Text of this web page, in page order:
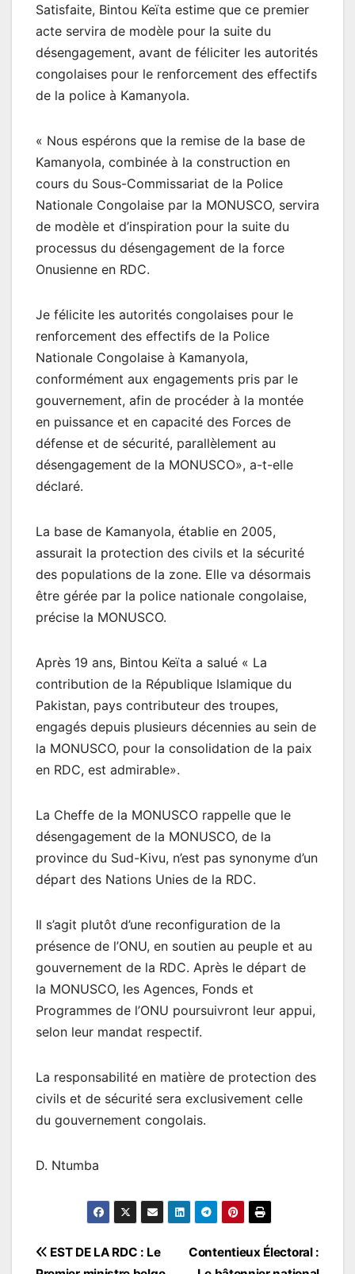
Satisfaite, Bintou Keïta estime que ce premier
acte servira de modèle pour la suite du
désengagement, avant de féliciter les autorités
congolaises pour le renforcement des effectifs
de la police à Kamanyola.
« Nous espérons que la remise de la base de
Kamanyola, combinée à la construction en
cours du Sous-Commissariat de la Police
Nationale Congolaise par la MONUSCO, servira
de modèle et d’inspiration pour la suite du
processus du désengagement de la force
Onusienne en RDC.
Je félicite les autorités congolaises pour le
renforcement des effectifs de la Police
Nationale Congolaise à Kamanyola,
conformément aux engagements pris par le
gouvernement, afin de procéder à la montée
en puissance et en capacité des Forces de
défense et de sécurité, parallèlement au
désengagement de la MONUSCO», a-t-elle
déclaré.
La base de Kamanyola, établie en 2005,
assurait la protection des civils et la sécurité
des populations de la zone. Elle va désormais
être gérée par la police nationale congolaise,
précise la MONUSCO.
Après 19 ans, Bintou Keïta a salué « La
contribution de la République Islamique du
Pakistan, pays contributeur des troupes,
engagés depuis plusieurs décennies au sein de
la MONUSCO, pour la consolidation de la paix
en RDC, est admirable».
La Cheffe de la MONUSCO rappelle que le
désengagement de la MONUSCO, de la
province du Sud-Kivu, n’est pas synonyme d’un
départ des Nations Unies de la RDC.
Il s’agit plutôt d’une reconfiguration de la
présence de l’ONU, en soutien au peuple et au
gouvernement de la RDC. Après le départ de
la MONUSCO, les Agences, Fonds et
Programmes de l’ONU poursuivront leur appui,
selon leur mandat respectif.
La responsabilité en matière de protection des
civils et de sécurité sera exclusivement celle
du gouvernement congolais.
D. Ntumba
Navigation
Contentieux Électoral :
EST DE LA RDC : Le